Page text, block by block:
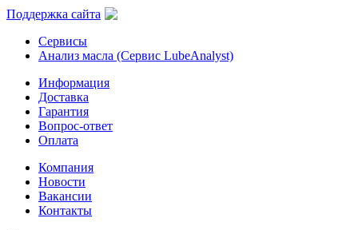
Поддержка сайта
Сервисы
Анализ масла (Сервис LubeAnalyst)
Информация
Доставка
Гарантия
Вопрос-ответ
Оплата
Компания
Новости
Вакансии
Контакты